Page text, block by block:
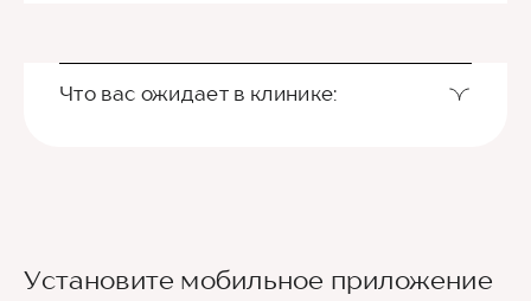
Что вас ожидает в клинике:
Установите мобильное приложение